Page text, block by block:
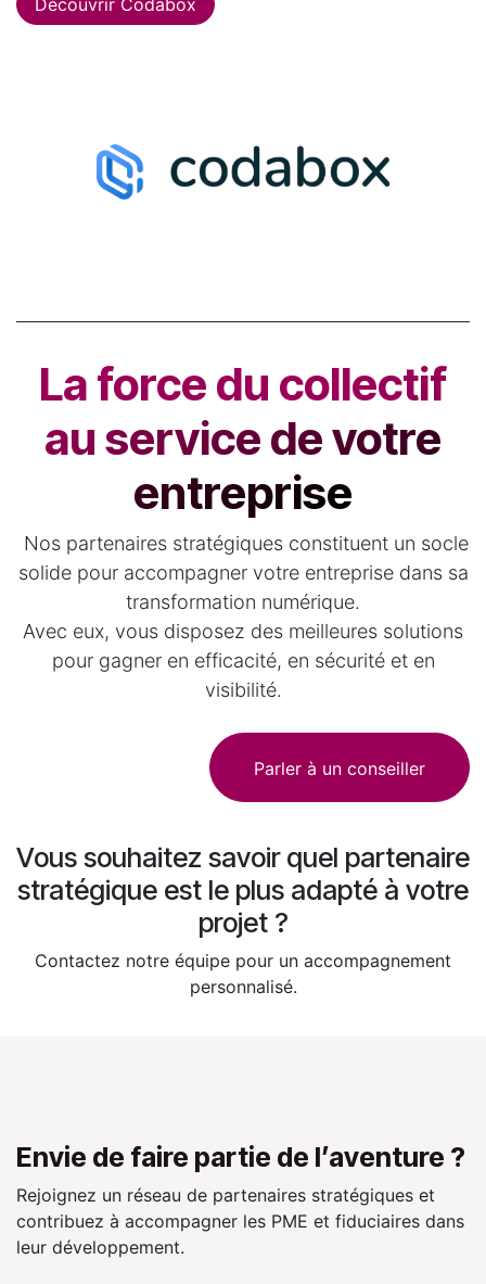
Découvrir Codabox
La force du collectif
au service de votre
entreprise
Nos partenaires stratégiques constituent un socle
solide pour accompagner votre entreprise dans sa
transformation numérique.
Avec eux, vous disposez des meilleures solutions
pour gagner en efficacité, en sécurité et en
visibilité.
Parler à un conseiller
Vous souhaitez savoir quel partenaire
stratégique est le plus adapté à votre
projet ?
Contactez notre équipe pour un accompagnement
personnalisé.
Envie de faire partie de l’aventure ?
Rejoignez un réseau de partenaires stratégiques et
contribuez à accompagner les PME et fiduciaires dans
leur développement.